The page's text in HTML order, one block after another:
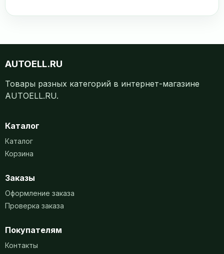
AUTOELL.RU
Товары разных категорий в интернет-магазине
AUTOELL.RU.
Каталог
Каталог
Корзина
Заказы
Оформление заказа
Проверка заказа
Покупателям
Контакты